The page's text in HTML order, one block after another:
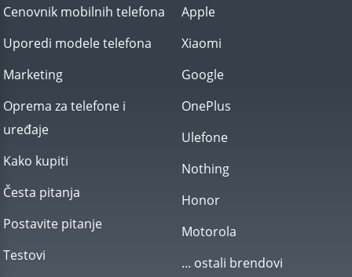
Cenovnik mobilnih telefona
Uporedi modele telefona
Marketing
Oprema za telefone i
uređaje
Kako kupiti
Česta pitanja
Postavite pitanje
Testovi
Apple
Xiaomi
Google
OnePlus
Ulefone
Nothing
Honor
Motorola
... ostali brendovi